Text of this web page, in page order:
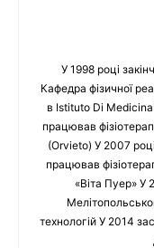
У 1998 році
Кафедра фізичної
в Istituto Di
працював
(Orvieto) У 2007
працював
«Віта Пуер» У
технологій У 2014